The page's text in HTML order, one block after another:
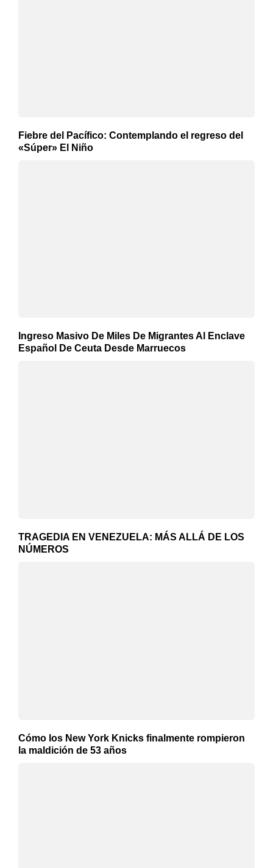
Fiebre del Pacífico: Contemplando el regreso del
«Súper» El Niño
Ingreso Masivo De Miles De Migrantes Al Enclave
Español De Ceuta Desde Marruecos
TRAGEDIA EN VENEZUELA: MÁS ALLÁ DE LOS
NÚMEROS
Cómo los New York Knicks finalmente rompieron
la maldición de 53 años